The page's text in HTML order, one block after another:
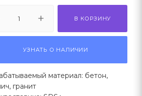
В КОРЗИНУ
УЗНАТЬ О НАЛИЧИИ
материал: бетон,
гранит